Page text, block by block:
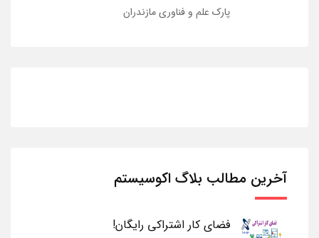
پارک علم و فناوری مازندران
آخرین مطالب بلاگ اکوسیستم
فضای کار اشتراکی رایگان!